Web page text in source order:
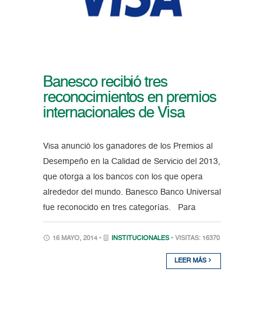
Banesco recibió tres
reconocimientos en premios
internacionales de Visa
Visa anunció los ganadores de los Premios al
Desempeño en la Calidad de Servicio del 2013,
que otorga a los bancos con los que opera
alrededor del mundo. Banesco Banco Universal
fue reconocido en tres categorías. Para
16 MAYO, 2014 • INSTITUCIONALES • VISITAS: 16370
LEER MÁS